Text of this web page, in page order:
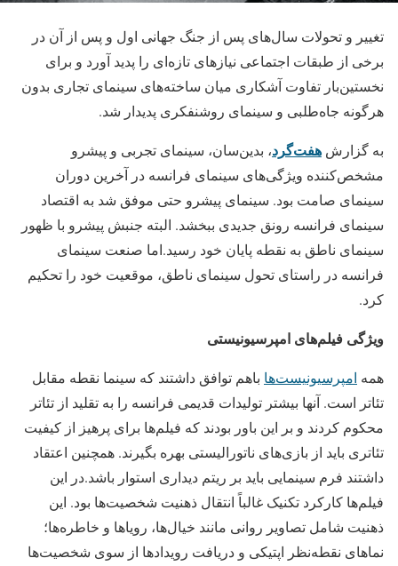
تغییر و تحولات سال‌های پس از جنگ جهانی اول و پس از آن در
برخی از طبقات اجتماعی نیازهای تازه‌ای را پدید آورد و برای
نخستین‌بار تفاوت آشکاری میان ساخته‌های سینمای تجاری بدون
هرگونه جاه‌طلبی و سینمای روشنفکری پدیدار شد.
به گزارش هفت‌گرد، بدین‌سان، سینمای تجربی و پیشرو
مشخص‌کننده ویژگی‌های سینمای فرانسه در آخرین دوران
سینمای صامت بود. سینمای پیشرو حتی موفق شد به اقتصاد
سینمای فرانسه رونق جدیدی ببخشد. البته جنبش پیشرو با ظهور
سینمای ناطق به نقطه پایان خود رسید.اما صنعت سینمای
فرانسه در راستای تحول سینمای ناطق، موقعیت خود را تحکیم
کرد.
ویژگی فیلم‌های امپرسیونیستی
همه امپرسیونیست‌ها باهم توافق داشتند که سینما نقطه مقابل
تئاتر است. آنها بیشتر تولیدات قدیمی فرانسه را به تقلید از تئاتر
محکوم کردند و بر این باور بودند که فیلم‌ها برای پرهیز از کیفیت
تئاتری باید از بازی‌های ناتورالیستی بهره بگیرند. همچنین اعتقاد
داشتند فرم سینمایی باید بر ریتم دیداری استوار باشد.در این
فیلم‌ها کارکرد تکنیک غالباً انتقال ذهنیت شخصیت‌ها بود. این
ذهنیت شامل تصاویر روانی مانند خیال‌ها، رویاها و خاطره‌ها؛
نماهای نقطه‌نظر اپتیکی و دریافت رویدادها از سوی شخصیت‌ها